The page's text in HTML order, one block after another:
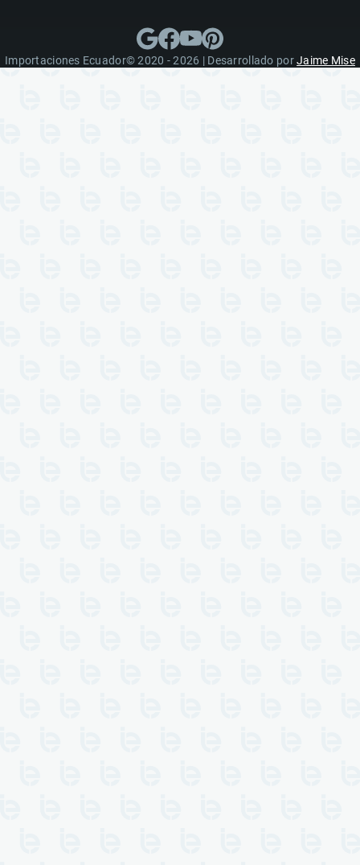
Importaciones Ecuador© 2020 - 2026 | Desarrollado porJaime Mise